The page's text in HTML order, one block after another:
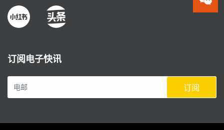
订阅电子快讯
订阅